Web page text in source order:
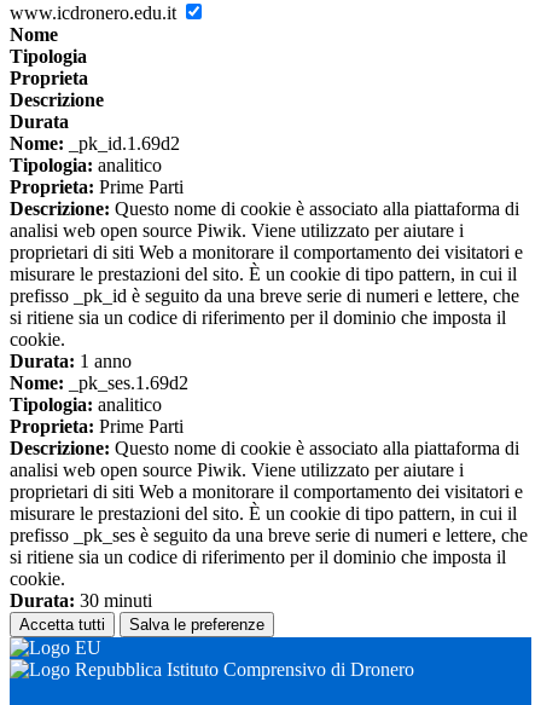
www.icdronero.edu.it
Nome
Tipologia
Proprieta
Descrizione
Durata
Nome: _pk_id.1.69d2
Tipologia: analitico
Proprieta: Prime Parti
Descrizione: Questo nome di cookie è associato alla piattaforma di
analisi web open source Piwik. Viene utilizzato per aiutare i
proprietari di siti Web a monitorare il comportamento dei visitatori e
misurare le prestazioni del sito. È un cookie di tipo pattern, in cui il
prefisso _pk_id è seguito da una breve serie di numeri e lettere, che
si ritiene sia un codice di riferimento per il dominio che imposta il
cookie.
Durata: 1 anno
Nome: _pk_ses.1.69d2
Tipologia: analitico
Proprieta: Prime Parti
Descrizione: Questo nome di cookie è associato alla piattaforma di
analisi web open source Piwik. Viene utilizzato per aiutare i
proprietari di siti Web a monitorare il comportamento dei visitatori e
misurare le prestazioni del sito. È un cookie di tipo pattern, in cui il
prefisso _pk_ses è seguito da una breve serie di numeri e lettere, che
si ritiene sia un codice di riferimento per il dominio che imposta il
cookie.
Durata: 30 minuti
Accetta tutti Salva le preferenze
Istituto Comprensivo di Dronero